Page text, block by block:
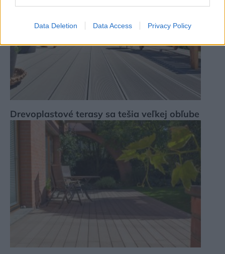
Data Deletion Data Access Privacy Policy
Drevoplastové terasy sa tešia veľkej obľube